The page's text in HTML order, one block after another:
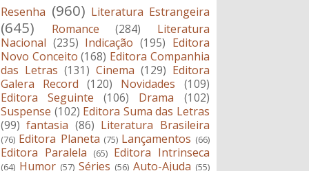
Resenha (960) Literatura Estrangeira
(645) Romance (284)
Literatura
Nacional (235) Indicação (195) Editora
Novo Conceito (168) Editora Companhia
das Letras (131) Cinema (129) Editora
Galera Record
(120) Novidades
(109)
Editora Seguinte
(106) Drama
(102)
Suspense (102) Editora Suma das Letras
(99) fantasia (86) Literatura Brasileira
(76) Editora Planeta (75) Lançamentos (66)
Editora Paralela (65) Editora Intrinseca
(64) Humor (57) Séries (56) Auto-Ajuda (55)